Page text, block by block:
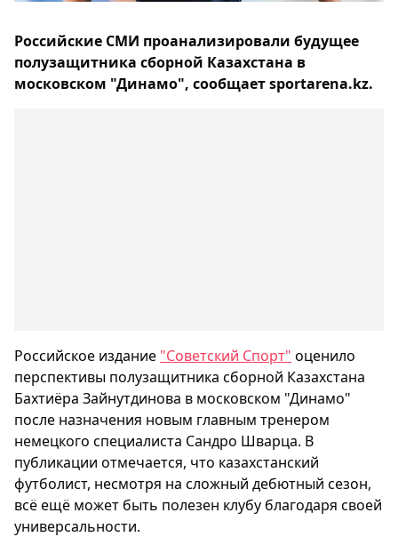
Российские СМИ проанализировали будущее
полузащитника сборной Казахстана в
московском "Динамо", сообщает sportarena.kz.
Российское издание "Советский Спорт" оценило
перспективы полузащитника сборной Казахстана
Бахтиёра Зайнутдинова в московском "Динамо"
после назначения новым главным тренером
немецкого специалиста Сандро Шварца. В
публикации отмечается, что казахстанский
футболист, несмотря на сложный дебютный сезон,
всё ещё может быть полезен клубу благодаря своей
универсальности.